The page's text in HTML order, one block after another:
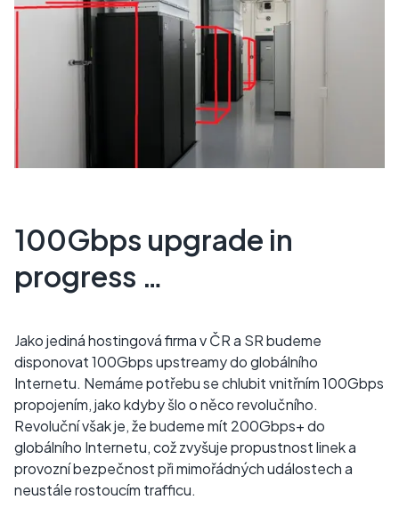
100Gbps upgrade in
progress …
Jako jediná hostingová firma v ČR a SR budeme
disponovat 100Gbps upstreamy do globálního
Internetu. Nemáme potřebu se chlubit vnitřním 100Gbps
propojením, jako kdyby šlo o něco revolučního.
Revoluční však je, že budeme mít 200Gbps+ do
globálního Internetu, což zvyšuje propustnost linek a
provozní bezpečnost při mimořádných událostech a
neustále rostoucím trafficu.